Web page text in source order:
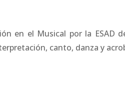
en el Musical por la ESAD
canto, danza y